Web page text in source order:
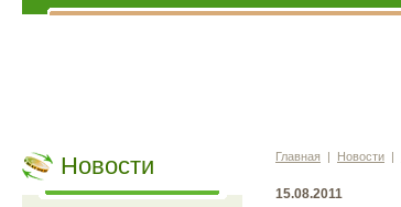
Новости Главная | Новости |
15.08.2011